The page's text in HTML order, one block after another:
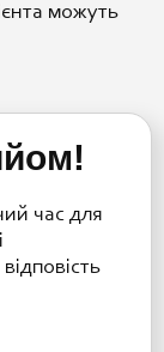
можуть
час для